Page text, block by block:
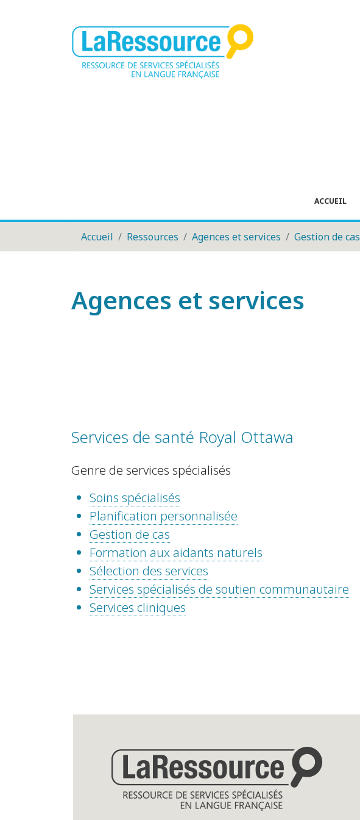
ACCUEIL
Accueil Ressources Agences et services Gestion de cas
Agences et services
Services de santé Royal Ottawa
Genre de services spécialisés
Soins spécialisés
Planification personnalisée
Gestion de cas
Formation aux aidants naturels
Sélection des services
Services spécialisés de soutien communautaire
Services cliniques